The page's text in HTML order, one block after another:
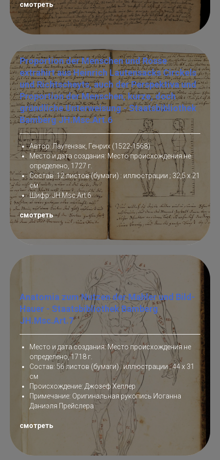
смотреть
Proportion der Menschen und Rosse
extrahirt aus Heinrich Lautensacks Circkels
und Richtscheyts, auch der Perspektiva und
Proportion der Menschen, kurze, doch
gründliche Unterweisung - Staatsbibliothek
Bamberg JH.Msc.Art.6
Автор: Лаутензак, Генрих (1522-1568)
Место и дата создания: Место происхождения не
определено, 1727 г.
Состав: 12 листов (бумаги) : иллюстрации ; 32,5 х 21
см
Шифр: JH.Msc.Art.6
смотреть
Anatomia zum Nutzen der Mahler und Bild-
Hauer - Staatsbibliothek Bamberg
JH.Msc.Art.7
Место и дата создания: Место происхождения не
определено, 1718 г.
Состав: 56 листов (бумаги) : иллюстрации ; 44 x 31
см
Происхождение: Джозеф Хеллер
Примечание: Оригинальная рукопись Иоганна
Даниэля Прейслера
смотреть